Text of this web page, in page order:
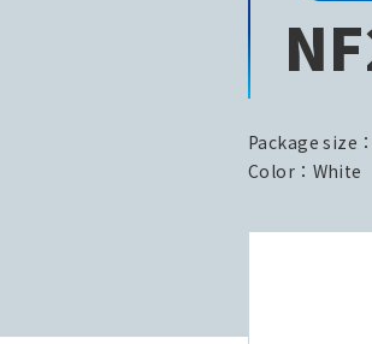
Package size
Color：White